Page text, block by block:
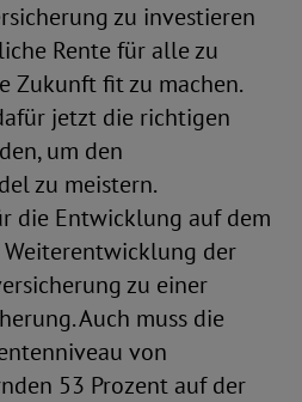
zu investieren
Rente für alle zu
Zukunft fit zu machen.
jetzt die richtigen
um den
zu meistern.
die Entwicklung auf dem
der
zu einer
Auch muss die
von
53 Prozent auf der